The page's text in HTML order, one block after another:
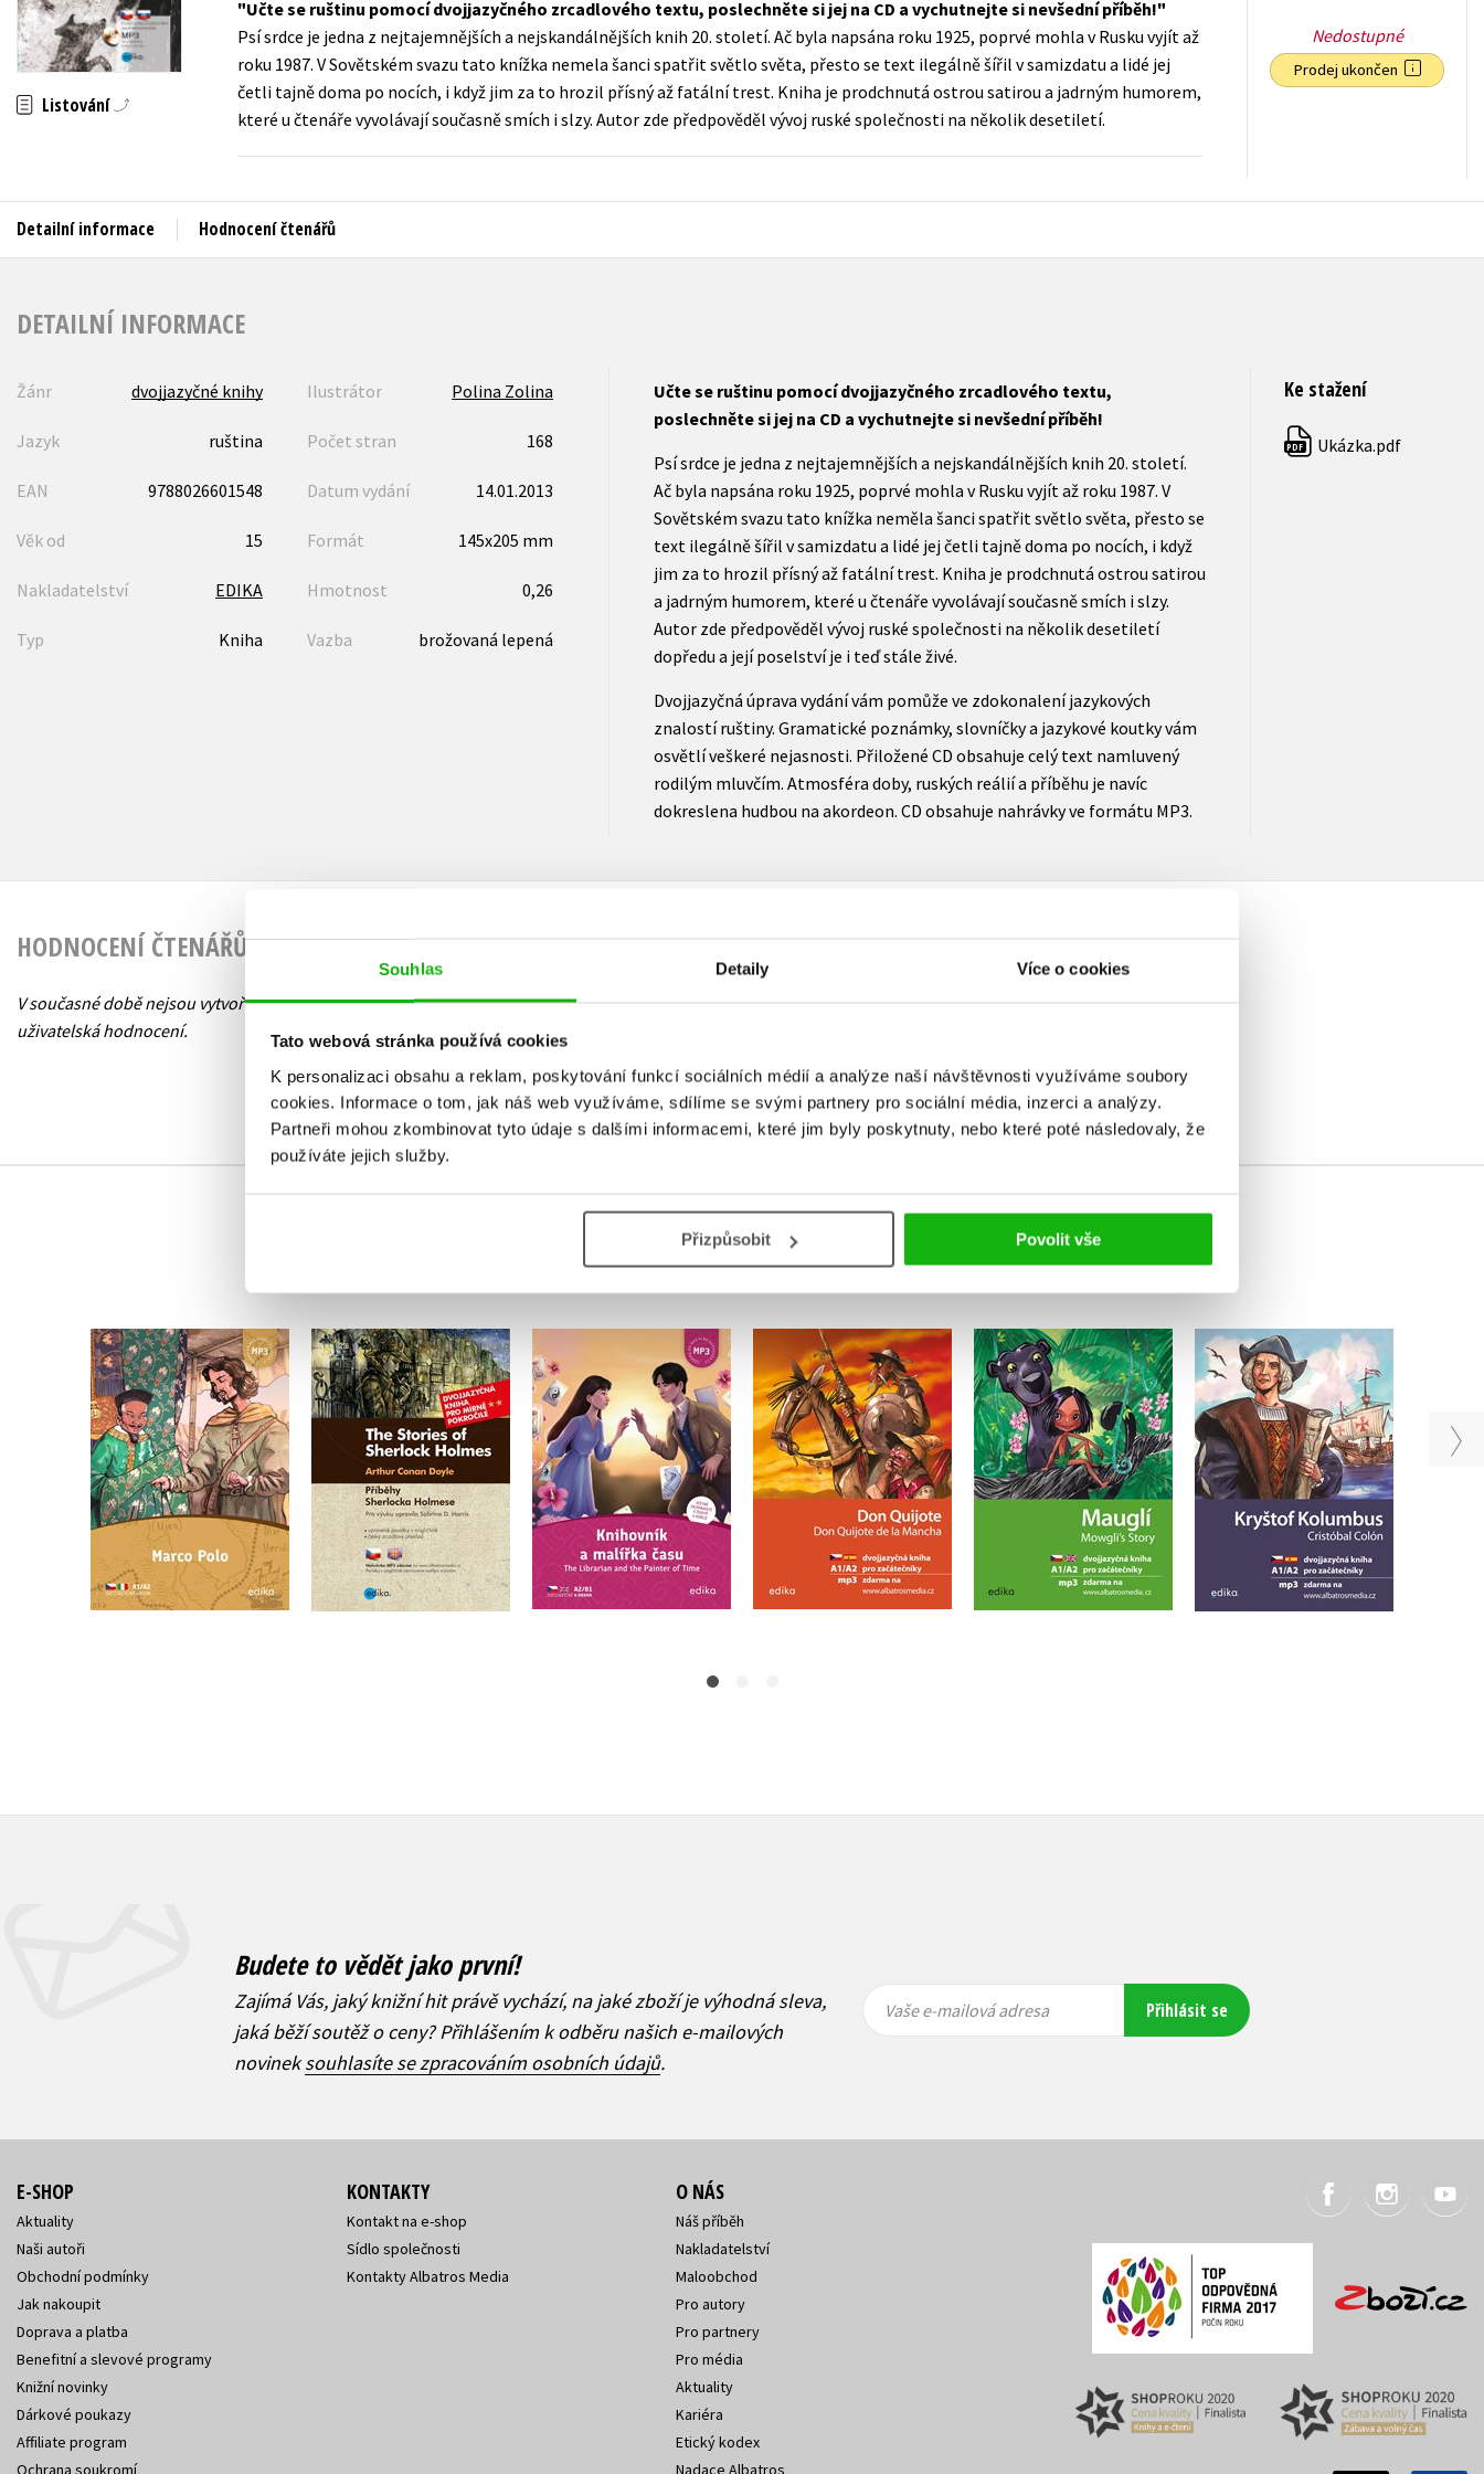
Souhlas Detaily Více o cookies
Tato webová stránka používá cookies
K personalizaci obsahu a reklam, poskytování funkcí sociálních médií a analýze naší návštěvnosti využíváme soubory
cookies. Informace o tom, jak náš web využíváme, sdílíme se svými partnery pro sociální média, inzerci a analýzy.
Partneři mohou zkombinovat tyto údaje s dalšími informacemi, které jim byly poskytnuty, nebo které poté následovaly, že
používáte jejich služby.
Přizpůsobit Povolit vše
Auto - moto
Beletrie pro děti
Jazyky
Kalendáře
Kariéra a osobní rozvoj
Populárně - naučná pro dospělé
Populárně - naučné pro děti
Předškoláci
Příroda a zahrada
Young adult (SK)
Zahraniční literatura
Zdraví a životní styl
Listování
Učte se ruštinu pomocí dvojjazyčného zrcadlového textu, poslechněte si jej na CD a vychutnejte si nevšední příběh!
Psí srdce je jedna z nejtajemnějších a nejskandálnějších knih 20. století. Ač byla napsána roku 1925, poprvé mohla v Rusku vyjít až
roku 1987. V Sovětském svazu tato knížka nemela šanci spatřit světlo světa, přesto se text ilegálně šířil v samizdatu a lidé jej
četli tajně doma po nocích, i když jim za to hrozil přísný až fatální trest. Kniha je prodchnutá ostrou satirou a jadrným humorem,
které u čtenáře vyvolávají současně smích i slzy. Autor zde předpověděl vývoj ruské společnosti na několik desetiletí.
Nedostupné
Prodej ukončen
Detailní informace Hodnocení čtenářů
DETAILNÍ INFORMACE
Žánr dvojjazyčné knihy Ilustrátor Polina Zolina
Jazyk ruština Počet stran 168
EAN 9788026601548 Datum vydání 14.01.2013
Věk od 15 Formát 145x205 mm
Nakladatelství EDIKA Hmotnost 0,26
Typ Kniha Vazba brožovaná lepená
Učte se ruštinu pomocí dvojjazyčného zrcadlového textu,
poslechněte si jej na CD a vychutnejte si nevšední příběh!
Psí srdce je jedna z nejtajemnějších a nejskandálnějších knih 20. století.
Ač byla napsána roku 1925, poprvé mohla v Rusku vyjít až roku 1987. V
Sovětském svazu tato knížka neměla šanci spatřit světlo světa, přesto se
text ilegálně šířil v samizdatu a lidé jej četli tajně doma po nocích, i když
jim za to hrozil přísný až fatální trest. Kniha je prodchnutá ostrou satirou
a jadrným humorem, které u čtenáře vyvolávají současně smích i slzy.
Autor zde předpověděl vývoj ruské společnosti na několik desetiletí
dopředu a její poselství je i teď stále živé.
Dvojjazyčná úprava vydání vám pomůže ve zdokonalení jazykových
znalostí ruštiny. Gramatické poznámky, slovníčky a jazykové koutky vám
osvětlí veškeré nejasnosti. Přiložené CD obsahuje celý text namluvený
rodilým mluvčím. Atmosféra doby, ruských reálií a příběhu je navíc
dokreslena hudbou na akordeon. CD obsahuje nahrávky ve formátu MP3.
Ke stažení
PDF Ukázka.pdf
HODNOCENÍ ČTENÁŘŮ
V současné době nejsou vytvořena žádná
uživatelská hodnocení.
Vaše hodnocení
Uživatelskou recenzi mohou vkládat pouze registrovaní uživatelé
Přihlásit
MOHLO BY VÁS TAKÉ ZAJÍMAT
Marco Polo A1/A2
Valeria De Tommaso
Do košíku
249 Kč
199 Kč
Příběhy Sherlocka
Holmese B1/B2
Sabrina Harisová
Do košíku
299 Kč
239 Kč
Knihovník a malířka
času A2/B1
Martina Šimůnková
Do košíku
239 Kč
Don Quijote A1/A2
Eliška Jirásková
Do košíku
299 Kč
239 Kč
Mauglí A1/A2
Do košíku
269 Kč
215 Kč
Kryštof Kolumbus
A1/A2
Eliška Jirásková
Do košíku
269 Kč
215 Kč
Budete to vědět jako první!
Zajímá Vás, jaký knižní hit právě vychází, na jaké zboží je výhodná sleva,
jaká běží soutěž o ceny? Přihlášením k odběru našich e-mailových
novineksouhlasíte se zpracováním osobních údajů.
mailová
mailová
Vaše e-mailová adresa Přihlásit se
E-SHOP
Aktuality
Naši autoři
Obchodní podmínky
Jak nakoupit
Doprava a platba
Benefitní a slevové programy
Knižní novinky
Dárkové poukazy
Affiliate program
Ochrana soukromí
KONTAKTY
Kontakt na e-shop
Sídlo společnosti
Kontakty Albatros Media
O NÁS
Náš příběh
Nakladatelství
Maloobchod
Pro autory
Pro partnery
Pro média
Aktuality
Kariéra
Etický kodex
Nadace Albatros